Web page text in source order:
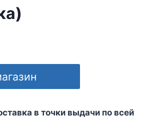
в точки выдачи по всей